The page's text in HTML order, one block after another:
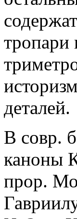
тропари
деталей.
В совр.
каноны
прор.